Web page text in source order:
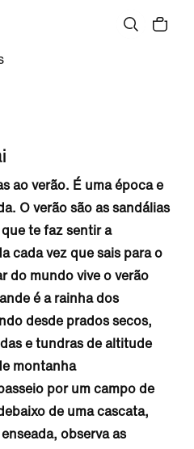
ao verão. É uma época e
O verão são as sandálias
te faz sentir a
cada vez que sais para o
do mundo vive o verão
é a rainha dos
desde prados secos,
e tundras de altitude
montanha
por um campo de
de uma cascata,
observa as